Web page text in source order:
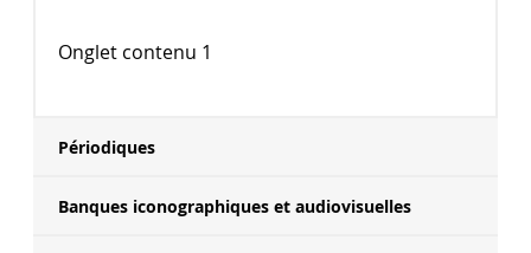
Onglet contenu 1
Périodiques
Banques iconographiques et audiovisuelles